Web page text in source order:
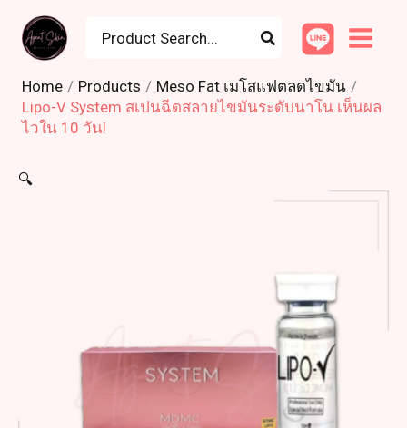
content
for:
Home Products
Meso Fat เมโสแฟตลดไขมัน
Lipo-V System สเปนฉีดสลายไขมันระดับนาโน เห็นผล
ไวใน 10 วัน!
🔍